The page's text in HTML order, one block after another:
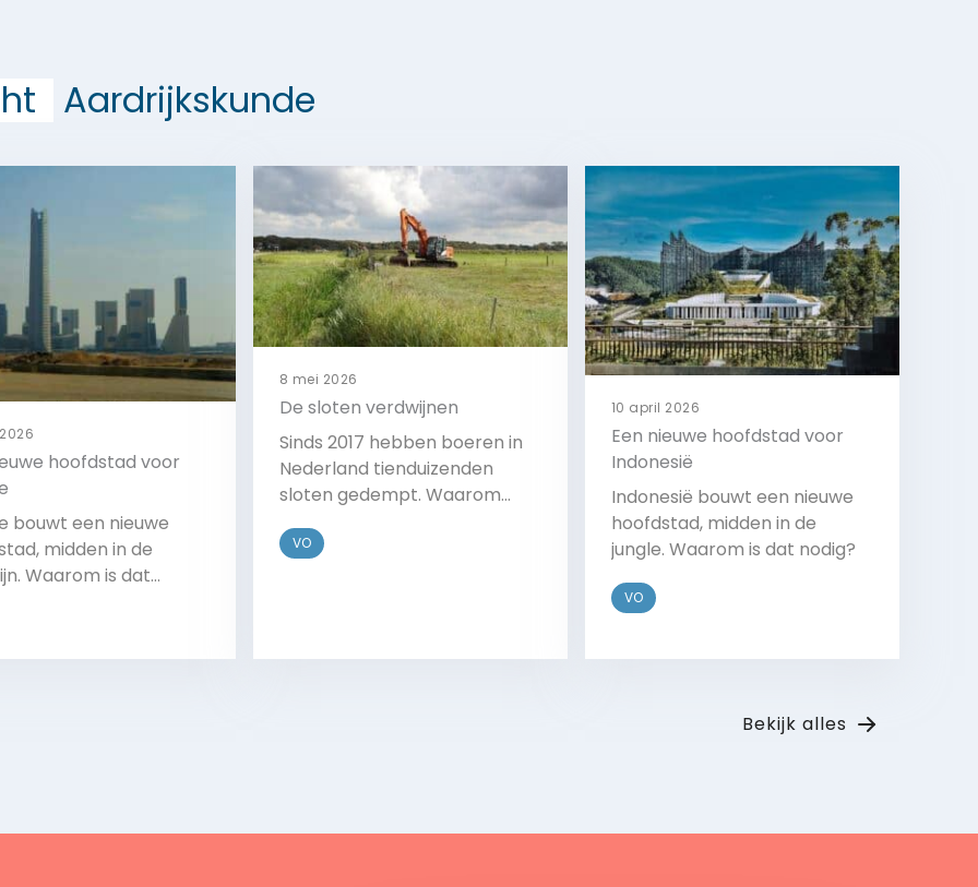
Aardrijkskunde
hoofdstad voor
bouwt een nieuwe
midden in de
Waarom is dat
8 mei 2026
De sloten verdwijnen
Sinds 2017 hebben boeren in
Nederland tienduizenden
sloten gedempt. Waarom
gevolgen?
VO
10 april 2026
Een nieuwe hoofdstad voor
Indonesië
Indonesië bouwt een nieuwe
hoofdstad, midden in de
jungle. Waarom is dat nodig?
VO
Bekijk alles